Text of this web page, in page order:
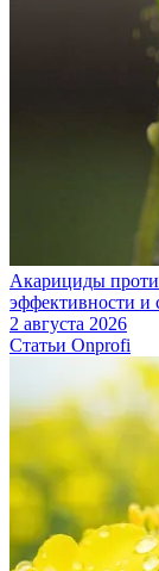
Акарициды
эффективности и
2 августа 2026
Статьи Onprofi